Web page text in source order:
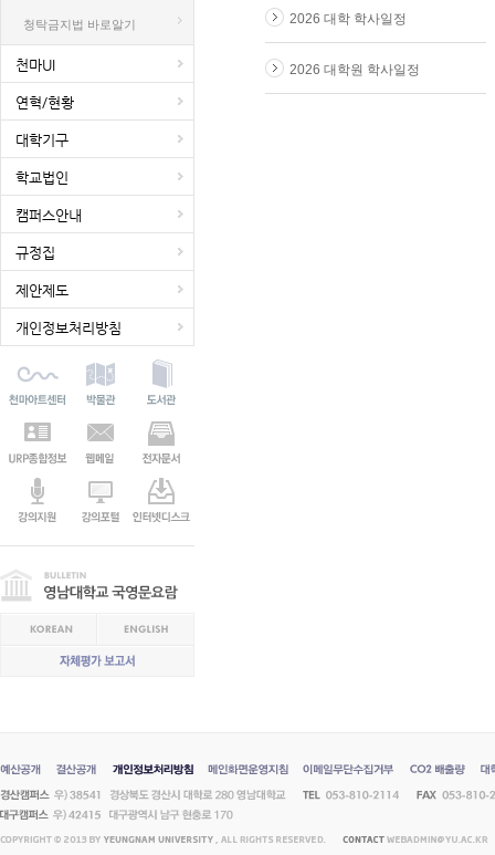
청탁금지법 바로알기
천마UI
연혁/현황
대학기구
학교법인
캠퍼스안내
규정집
제안제도
개인정보처리방침
2026 대학 학사일정
2026 대학원 학사일정